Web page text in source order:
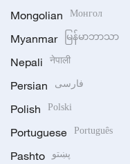
Mongolian Монгол
Myanmar မြန်မာဘာသာ
Nepali नेपाली
Persian فارسی
Polish Polski
Portuguese Português
Pashto پښتو